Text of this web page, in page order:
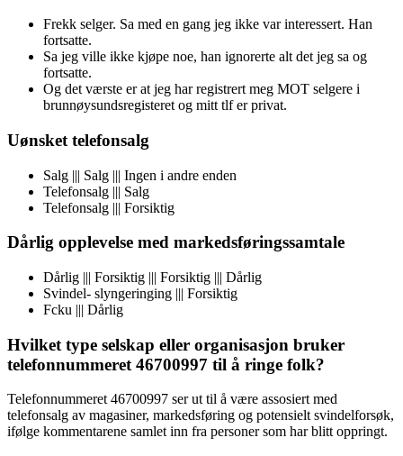
Frekk selger. Sa med en gang jeg ikke var interessert. Han
fortsatte.
Sa jeg ville ikke kjøpe noe, han ignorerte alt det jeg sa og
fortsatte.
Og det værste er at jeg har registrert meg MOT selgere i
brunnøysundsregisteret og mitt tlf er privat.
Uønsket telefonsalg
Salg ||| Salg ||| Ingen i andre enden
Telefonsalg ||| Salg
Telefonsalg ||| Forsiktig
Dårlig opplevelse med markedsføringssamtale
Dårlig ||| Forsiktig ||| Forsiktig ||| Dårlig
Svindel- slyngeringing ||| Forsiktig
Fcku ||| Dårlig
Hvilket type selskap eller organisasjon bruker
telefonnummeret 46700997 til å ringe folk?
Telefonnummeret 46700997 ser ut til å være assosiert med
telefonsalg av magasiner, markedsføring og potensielt svindelforsøk,
ifølge kommentarene samlet inn fra personer som har blitt oppringt.